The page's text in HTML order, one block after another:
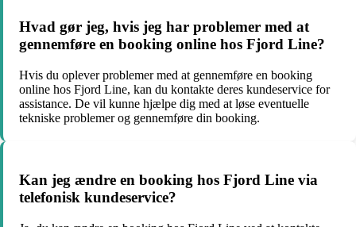
Hvad gør jeg, hvis jeg har problemer med at
gennemføre en booking online hos Fjord Line?
Hvis du oplever problemer med at gennemføre en booking
online hos Fjord Line, kan du kontakte deres kundeservice for
assistance. De vil kunne hjælpe dig med at løse eventuelle
tekniske problemer og gennemføre din booking.
Kan jeg ændre en booking hos Fjord Line via
telefonisk kundeservice?